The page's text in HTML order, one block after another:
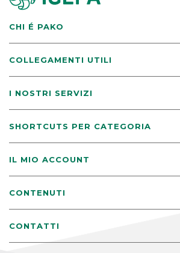
CHI É PAKO
COLLEGAMENTI UTILI
I NOSTRI SERVIZI
SHORTCUTS PER CATEGORIA
IL MIO ACCOUNT
CONTENUTI
CONTATTI